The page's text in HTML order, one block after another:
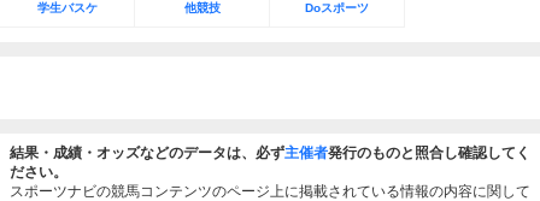
学生バスケ 他競技 Doスポーツ
結果・成績・オッズなどのデータは、必ず主催者発行のものと照合し確認してく
ださい。
スポーツナビの競馬コンテンツのページ上に掲載されている情報の内容に関して